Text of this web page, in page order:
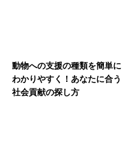
動物への支援の種類を簡単に
わかりやすく！あなたに合う
社会貢献の探し方